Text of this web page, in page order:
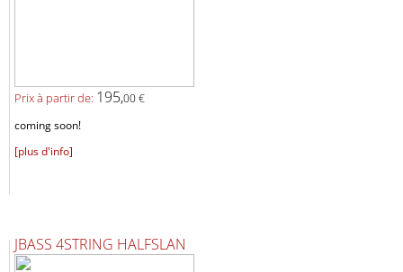
Prix ​​à partir de: 195,00 €
coming soon!
[plus d'info]
JBASS 4STRING HALFSLAN